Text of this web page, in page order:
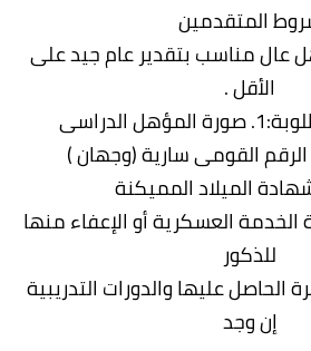
المتقدمين
مناسب بتقدير عام جيد على
الأقل .
الدراسى
الخدمة العسكرية أو الإعفاء منها
للذكور
الحاصل عليها والدورات التدريبية
إن وجد